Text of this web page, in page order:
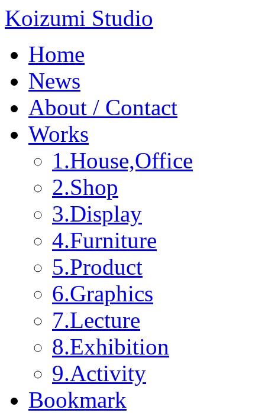
Koizumi Studio
Home
News
About / Contact
Works
1.House,Office
2.Shop
3.Display
4.Furniture
5.Product
6.Graphics
7.Lecture
8.Exhibition
9.Activity
Bookmark